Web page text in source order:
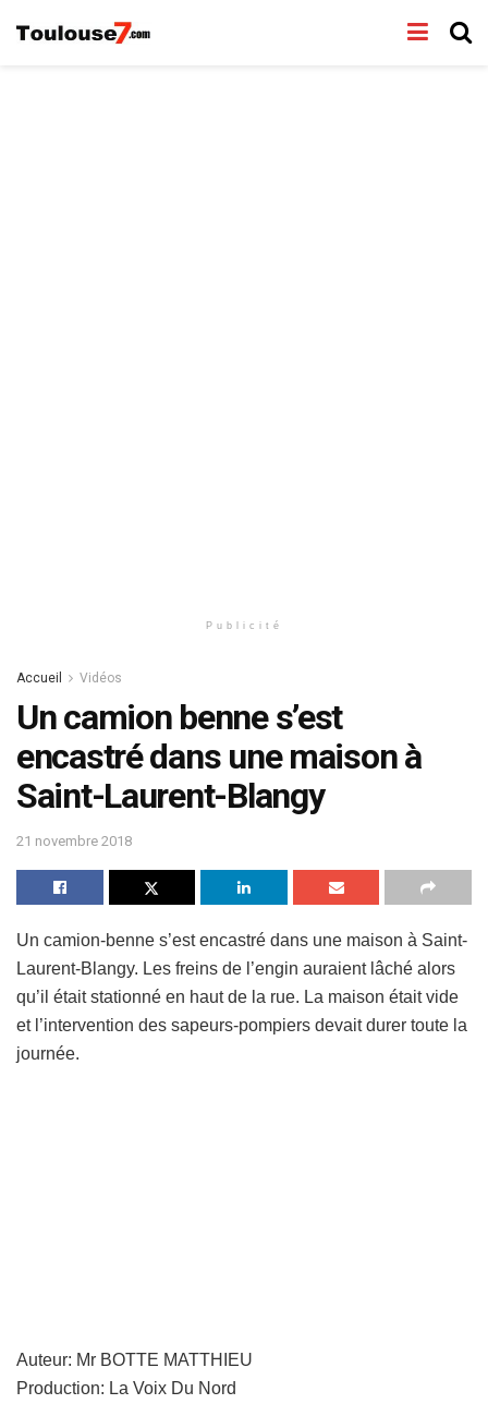
Publicité
Accueil Vidéos
Un camion benne s’est
encastré dans une maison à
Saint-Laurent-Blangy
21 novembre 2018
Un camion-benne s’est encastré dans une maison à Saint-
Laurent-Blangy. Les freins de l’engin auraient lâché alors
qu’il était stationné en haut de la rue. La maison était vide
et l’intervention des sapeurs-pompiers devait durer toute la
journée.
Auteur: Mr BOTTE MATTHIEU
Production: La Voix Du Nord